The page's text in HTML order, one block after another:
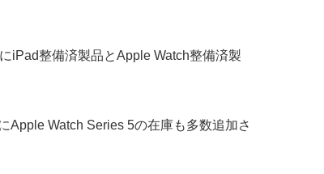
iPad整備済製品とApple Watch整備済製
Watch Series 5の在庫も多数追加さ